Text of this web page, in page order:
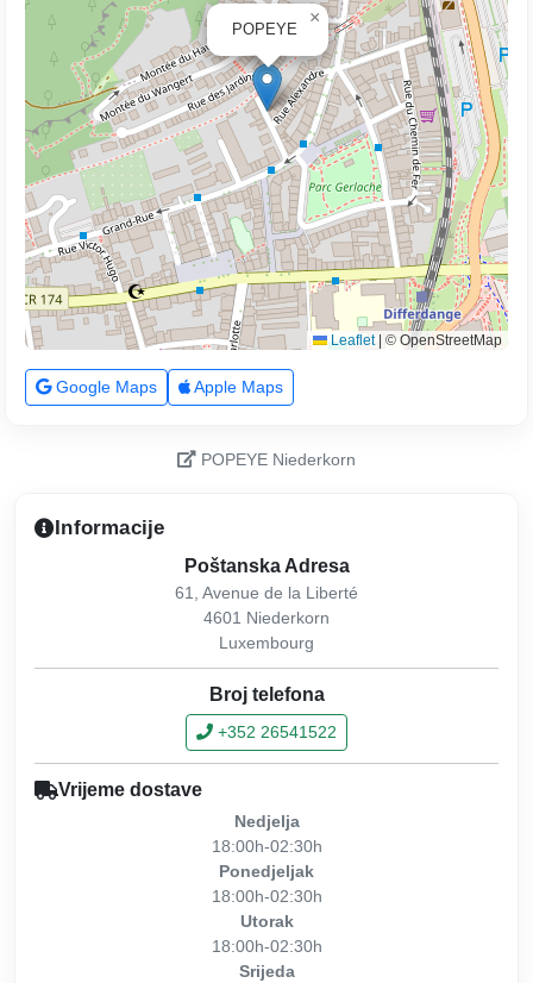
POPEYE
×
Leaflet © OpenStreetMap
Google Maps Apple Maps
POPEYE Niederkorn
Informacije
Poštanska Adresa
61, Avenue de la Liberté
4601 Niederkorn
Luxembourg
Broj telefona
+352 26541522
Vrijeme dostave
Nedjelja
18:00h-02:30h
Ponedjeljak
18:00h-02:30h
Utorak
18:00h-02:30h
Srijeda